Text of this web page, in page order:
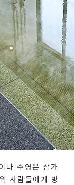
나 수영은 삼가
사람들에게 방